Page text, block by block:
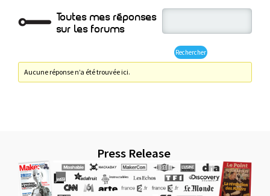
Toutes mes réponses
sur les forums
Aucune réponse n’a été trouvée ici.
Press Release